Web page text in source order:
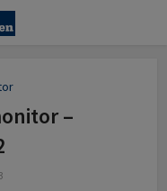
–